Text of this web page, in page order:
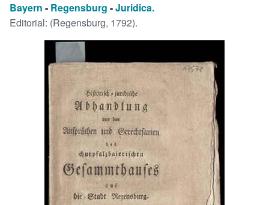
Colecciones
Libros antiguos
Arte y coleccionismo
Vendedores
Comenzar a vender
CERRAR
Bayern - Regensburg -Juridica.
Editorial: (Regensburg, 1792).